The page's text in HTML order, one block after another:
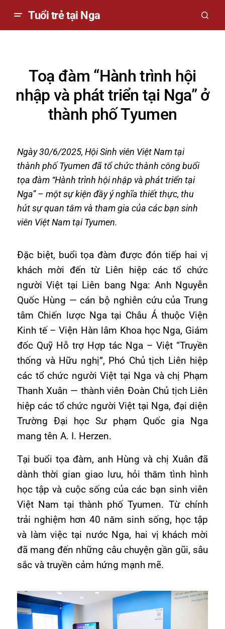
Tuổi trẻ tại Nga
Toạ đàm “Hành trình hội
nhập và phát triển tại Nga” ở
thành phố Tyumen
Ngày 30/6/2025, Hội Sinh viên Việt Nam tại
thành phố Tyumen đã tổ chức thành công buổi
tọa đàm “Hành trình hội nhập và phát triển tại
Nga” – một sự kiện đầy ý nghĩa thiết thực, thu
hút sự quan tâm và tham gia của các bạn sinh
viên Việt Nam tại Tyumen.
Đặc biệt, buổi tọa đàm được đón tiếp hai vị
khách mời đến từ Liên hiệp các tổ chức
người Việt tại Liên bang Nga: Anh Nguyễn
Quốc Hùng — cán bộ nghiên cứu của Trung
tâm Chiến lược Nga tại Châu Á thuộc Viện
Kinh tế – Viện Hàn lâm Khoa học Nga, Giám
đốc Quỹ Hỗ trợ Hợp tác Nga – Việt “Truyền
thống và Hữu nghị”, Phó Chủ tịch Liên hiệp
các tổ chức người Việt tại Nga và chị Phạm
Thanh Xuân — thành viên Đoàn Chủ tịch Liên
hiệp các tổ chức người Việt tại Nga, đại diện
Trường Đại học Sư phạm Quốc gia Nga
mang tên A. I. Herzen.
Tại buổi tọa đàm, anh Hùng và chị Xuân đã
dành thời gian giao lưu, hỏi thăm tình hình
học tập và cuộc sống của các bạn sinh viên
Việt Nam tại thành phố Tyumen. Từ chính
trải nghiệm hơn 40 năm sinh sống, học tập
và làm việc tại nước Nga, hai vị khách mời
đã mang đến những câu chuyện gần gũi, sâu
sắc và truyền cảm hứng mạnh mẽ.